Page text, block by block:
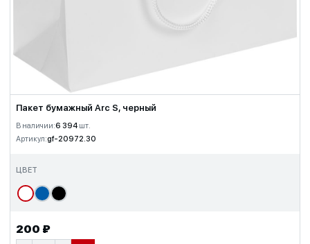
Пакет бумажный Arc S, черный
В наличии:6 394 шт.
Артикул:gf-20972.30
ЦВЕТ
200 ₽